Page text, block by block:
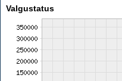
Valgustatus